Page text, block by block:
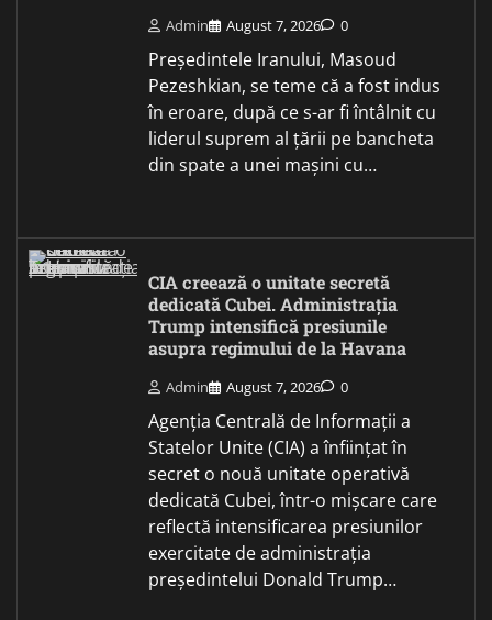
Admin August 7, 2026 0
Președintele Iranului, Masoud
Pezeshkian, se teme că a fost indus
în eroare, după ce s-ar fi întâlnit cu
liderul suprem al țării pe bancheta
din spate a unei mașini cu…
CIA creează o unitate secretă
dedicată Cubei. Administrația
Trump intensifică presiunile
asupra regimului de la Havana
Admin August 7, 2026 0
Agenția Centrală de Informații a
Statelor Unite (CIA) a înființat în
secret o nouă unitate operativă
dedicată Cubei, într-o mișcare care
reflectă intensificarea presiunilor
exercitate de administrația
președintelui Donald Trump…